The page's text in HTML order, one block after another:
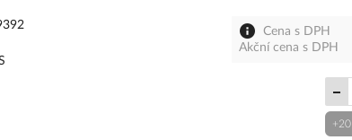
Cena s DPH
Akční cena s DPH
+20